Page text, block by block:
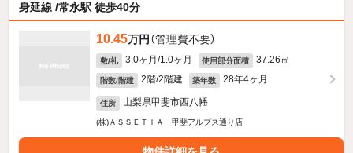
身延線 /常永駅 徒歩40分
10.45万円 （管理費不要）
敷/礼 3.0ヶ月/1.0ヶ月 使用部分面積 37.26㎡
階数/階建 2階/2階建 築年数 28年4ヶ月
住所 山梨県甲斐市西八幡
(株)ＡＳＳＥＴＩＡ 甲斐アルプス通り店